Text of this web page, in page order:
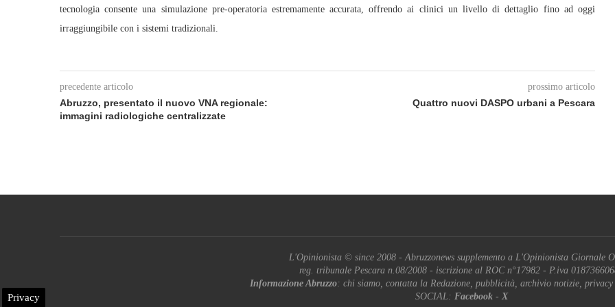
tecnologia consente una simulazione pre-operatoria estremamente accurata, offrendo ai clinici un livello di dettaglio fino ad oggi
irraggiungibile con i sistemi tradizionali.
precedente articolo
Abruzzo, presentato il nuovo VNA regionale:
immagini radiologiche centralizzate
prossimo articolo
Quattro nuovi DASPO urbani a Pescara
L'Opinionista © since 2008 - Abruzzonews supplemento a L'Opinionista Giornale
reg. tribunale Pescara n.08/2008 - iscrizione al ROC n°17982 - P.iva
Informazione Abruzzo: chi siamo, contatta la Redazione, pubblicità, archivio notizie, privacy
SOCIAL: Facebook- X
Privacy